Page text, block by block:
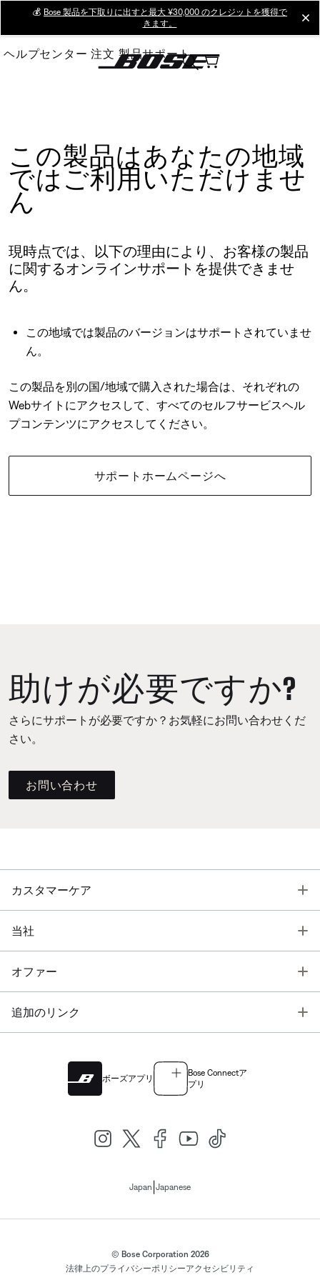
Main
💰 Bose 製品を下取りに出すと最大 ¥30,000 のクレジットを獲得で
きます。
ヘルプセンター 注文 製品サポート
この製品はあなたの地域
ではご利用いただけませ
ん
現時点では、以下の理由により、お客様の製品
に関するオンラインサポートを提供できませ
ん。
この地域では製品のバージョンはサポートされていませ
ん。
この製品を別の国/地域で購入された場合は、それぞれの
Webサイトにアクセスして、すべてのセルフサービスヘル
プコンテンツにアクセスしてください。
サポートホームページへ
助けが必要ですか?
さらにサポートが必要ですか？お気軽にお問い合わせくだ
さい。
お問い合わせ
カスタマーケア
当社
オファー
追加のリンク
ボーズアプリ
Bose Connectア
プリ
Japan Japanese
© Bose Corporation 2026
法律上のプライバシーポリシーアクセシビリティ